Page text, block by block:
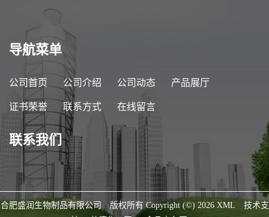
导航菜单
公司首页 公司介绍 公司动态 产品展厅
证书荣誉 联系方式 在线留言
联系我们
合肥盛润生物制品有限公司 版权所有 Copyright (©) 2026 XML
技术支